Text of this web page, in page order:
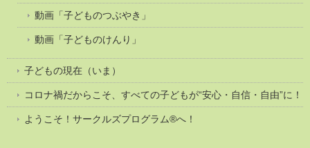
動画「子どものつぶやき」
動画「子どものけんり」
子どもの現在（いま）
コロナ禍だからこそ、すべての子どもが“安心・自信・自由”に！
ようこそ！サークルズプログラム®へ！